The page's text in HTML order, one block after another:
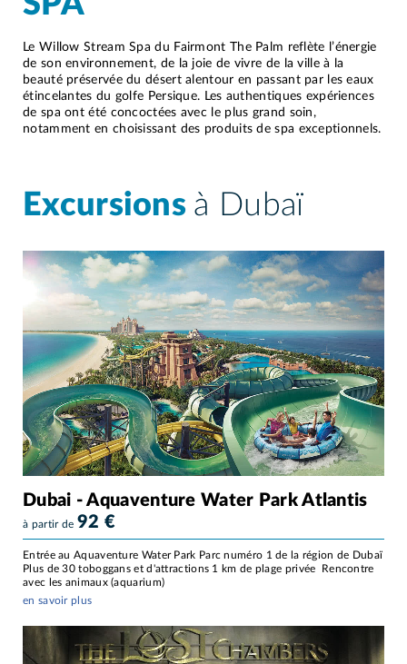
Le Willow Stream Spa du Fairmont The Palm reflète l’énergie
de son environnement, de la joie de vivre de la ville à la
beauté préservée du désert alentour en passant par les eaux
étincelantes du golfe Persique. Les authentiques expériences
de spa ont été concoctées avec le plus grand soin,
notamment en choisissant des produits de spa exceptionnels.
Excursions à Dubaï
Dubai - Aquaventure Water Park Atlantis
à partir de 92 €
Entrée au Aquaventure Water Park Parc numéro 1 de la région de Dubaï
Plus de 30 toboggans et d'attractions 1 km de plage privée Rencontre
avec les animaux (aquarium)
en savoir plus